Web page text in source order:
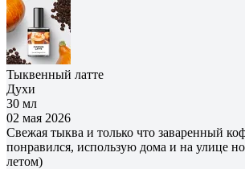
Тыквенный латте
Духи
30 мл
02 мая 2026
Свежая тыква и только что заваренный
понравился, использую дома и на улице
летом)